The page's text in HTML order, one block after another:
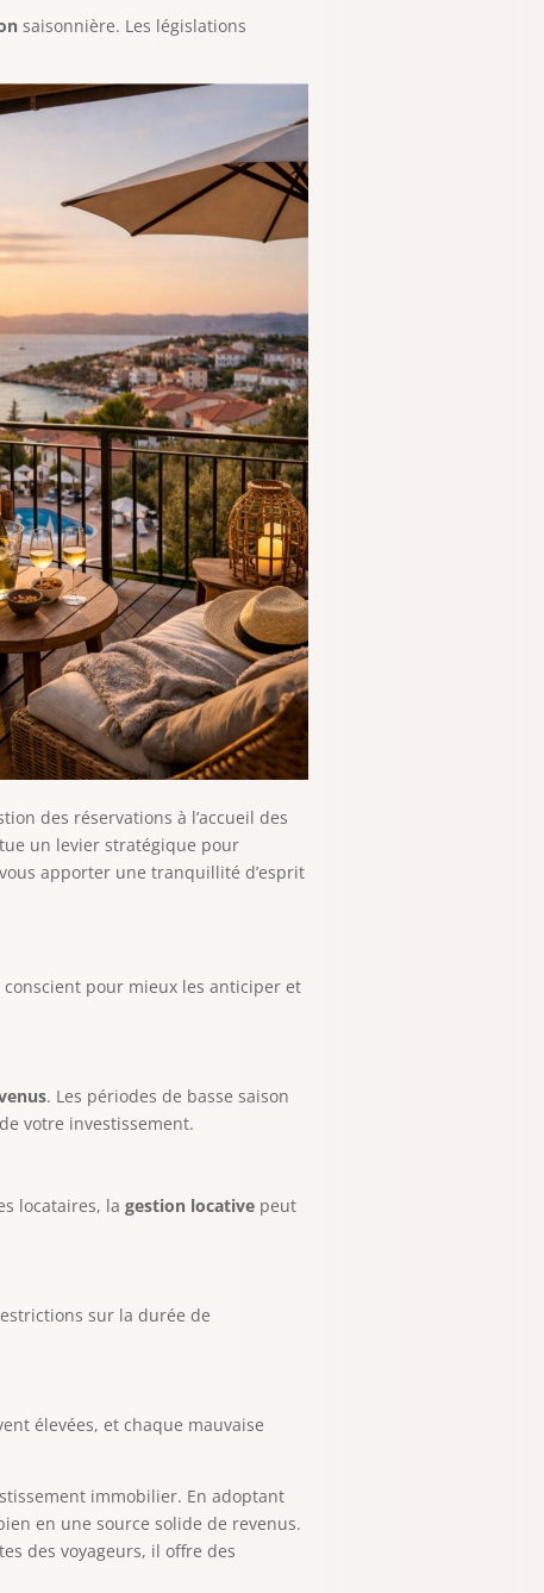
saisonnière. Les législations
des réservations à l’accueil des
un levier stratégique pour
apporter une tranquillité d’esprit
conscient pour mieux les anticiper et
. Les périodes de basse saison
votre investissement.
locataires, lagestion locative peut
sur la durée de
élevées, et chaque mauvaise
immobilier. En adoptant
en une source solide de revenus.
des voyageurs, il offre des